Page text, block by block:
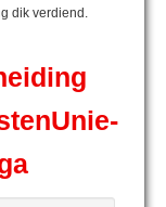
dik verdiend.